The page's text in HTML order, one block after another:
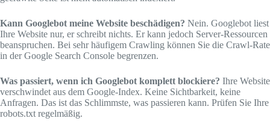
Kann Googlebot meine Website beschädigen? Nein. Googlebot liest
Ihre Website nur, er schreibt nichts. Er kann jedoch Server-Ressourcen
beanspruchen. Bei sehr häufigem Crawling können Sie die Crawl-Rate
in der Google Search Console begrenzen.
Was passiert, wenn ich Googlebot komplett blockiere? Ihre Website
verschwindet aus dem Google-Index. Keine Sichtbarkeit, keine
Anfragen. Das ist das Schlimmste, was passieren kann. Prüfen Sie Ihre
robots.txt regelmäßig.